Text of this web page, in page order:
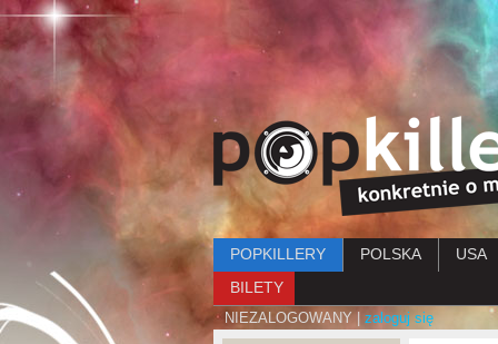
Menu główne
POPKILLERY POLSKA USA
BILETY
NIEZALOGOWANY | zaloguj się